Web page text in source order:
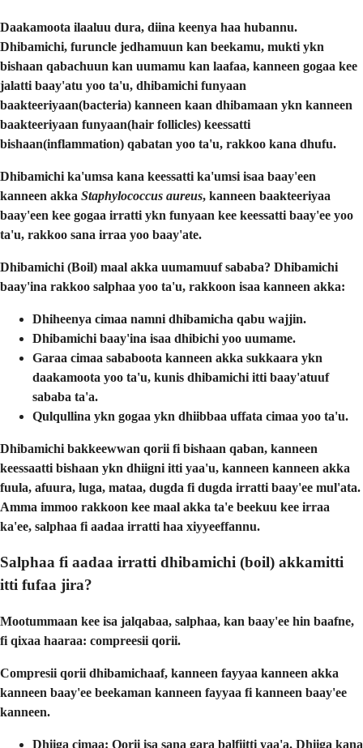
Daakamoota ilaaluu dura, diina keenya haa hubannu.
Dhibamichi, furuncle jedhamuun kan beekamu, mukti ykn
bishaan qabachuun kan uumamu kan laafaa, kanneen gogaa kee
jalatti baay'atu yoo ta'u, dhibamichi funyaan
baakteeriyaan(bacteria) kanneen kaan dhibamaan ykn kanneen
baakteeriyaan funyaan(hair follicles) keessatti
bishaan(inflammation) qabatan yoo ta'u, rakkoo kana dhufu.
Dhibamichi ka'umsa kana keessatti ka'umsi isaa baay'een
kanneen akka Staphylococcus aureus, kanneen baakteeriyaa
baay'een kee gogaa irratti ykn funyaan kee keessatti baay'ee yoo
ta'u, rakkoo sana irraa yoo baay'ate.
Dhibamichi (Boil) maal akka uumamuuf sababa? Dhibamichi
baay'ina rakkoo salphaa yoo ta'u, rakkoon isaa kanneen akka:
Dhiheenya cimaa namni dhibamicha qabu wajjin.
Dhibamichi baay'ina isaa dhibichi yoo uumame.
Garaa cimaa sababoota kanneen akka sukkaara ykn
daakamoota yoo ta'u, kunis dhibamichi itti baay'atuuf
sababa ta'a.
Qulqullina ykn gogaa ykn dhiibbaa uffata cimaa yoo ta'u.
Dhibamichi bakkeewwan qorii fi bishaan qaban, kanneen
keessaatti bishaan ykn dhiigni itti yaa'u, kanneen kanneen akka
fuula, afuura, luga, mataa, dugda fi dugda irratti baay'ee mul'ata.
Amma immoo rakkoon kee maal akka ta'e beekuu kee irraa
ka'ee, salphaa fi aadaa irratti haa xiyyeeffannu.
Salphaa fi aadaa irratti dhibamichi (boil) akkamitti
itti fufaa jira?
Mootummaan kee isa jalqabaa, salphaa, kan baay'ee hin baafne,
fi qixaa haaraa: compreesii qorii.
Compresii qorii dhibamichaaf, kanneen fayyaa kanneen akka
kanneen baay'ee beekaman kanneen fayyaa fi kanneen baay'ee
kanneen.
Dhiiga cimaa: Qorii isa sana gara balfiitti yaa'a. Dhiiga kana